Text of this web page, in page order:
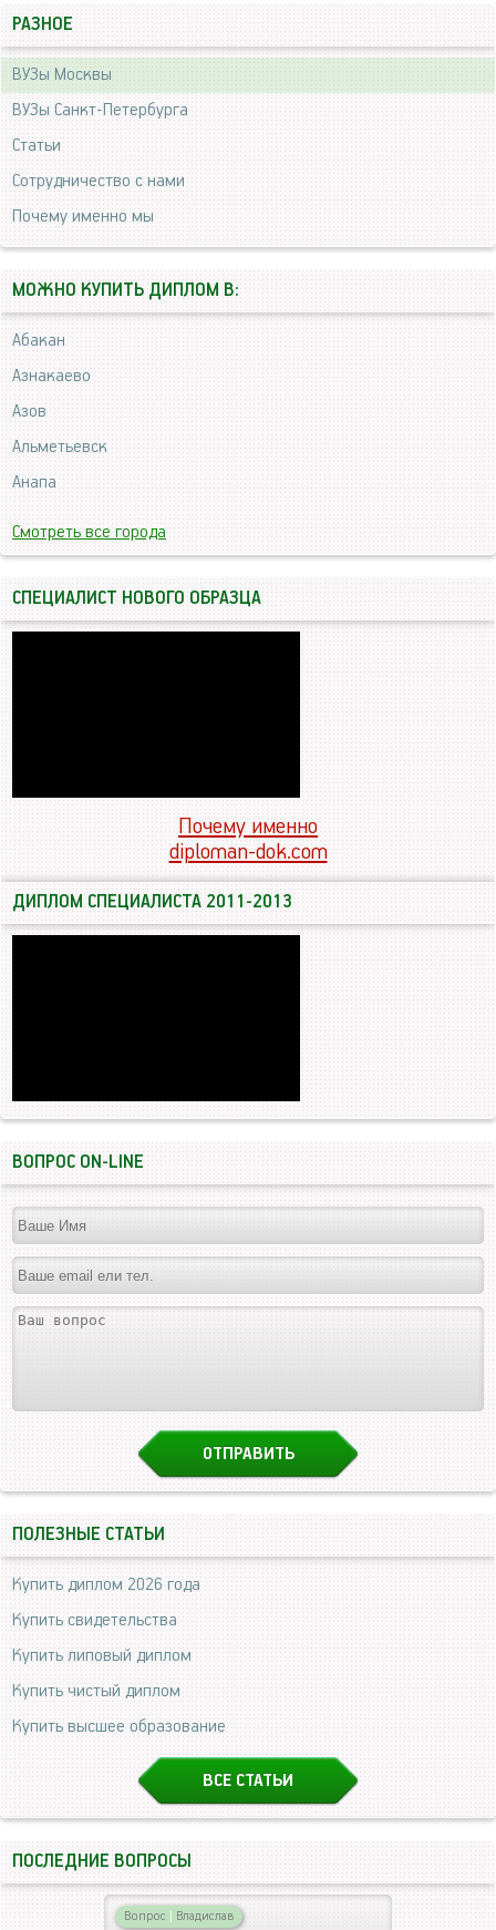
РАЗНОЕ
ВУЗы Москвы
ВУЗы Санкт-Петербурга
Статьи
Сотрудничество с нами
Почему именно мы
МОЖНО КУПИТЬ ДИПЛОМ В:
Абакан
Азнакаево
Азов
Альметьевск
Анапа
Смотреть все города
СПЕЦИАЛИСТ НОВОГО ОБРАЗЦА
Почему именно
diploman-dok.com
ДИПЛОМ СПЕЦИАЛИСТА 2011-2013
ВОПРОС ON-LINE
ПОЛЕЗНЫЕ СТАТЬИ
Купить диплом 2026 года
Купить свидетельства
Купить липовый диплом
Купить чистый диплом
Купить высшее образование
ВСЕ СТАТЬИ
ПОСЛЕДНИЕ ВОПРОСЫ
Вопрос | Владислав